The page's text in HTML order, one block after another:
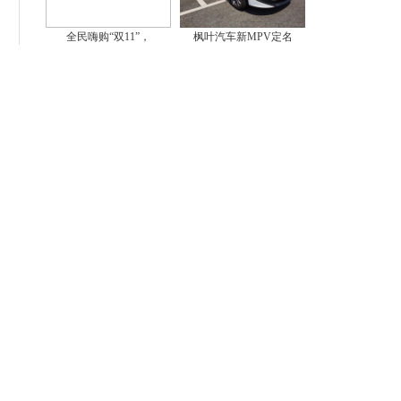
全民嗨购“双11”， 枫叶汽车新MPV定名